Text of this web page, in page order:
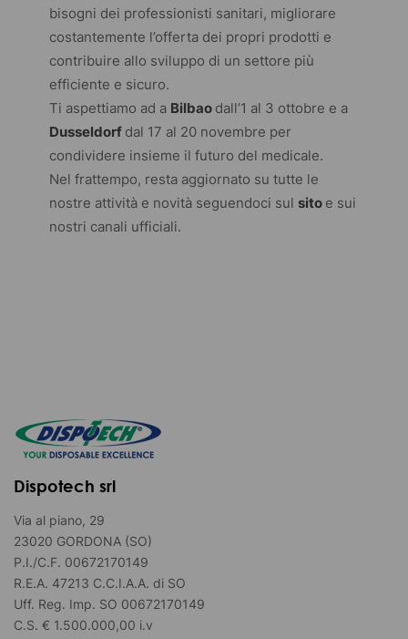
bisogni dei professionisti sanitari, migliorare
costantemente l’offerta dei propri prodotti e
contribuire allo sviluppo di un settore più
efficiente e sicuro.
Ti aspettiamo ad a Bilbao dall’1 al 3 ottobre e a
Dusseldorf dal 17 al 20 novembre per
condividere insieme il futuro del medicale.
Nel frattempo, resta aggiornato su tutte le
nostre attività e novità seguendoci sul sito e sui
nostri canali ufficiali.
Dispotech srl
Via al piano, 29
23020 GORDONA (SO)
P.I./C.F. 00672170149
R.E.A. 47213 C.C.I.A.A. di SO
Uff. Reg. Imp. SO 00672170149
C.S. € 1.500.000,00 i.v